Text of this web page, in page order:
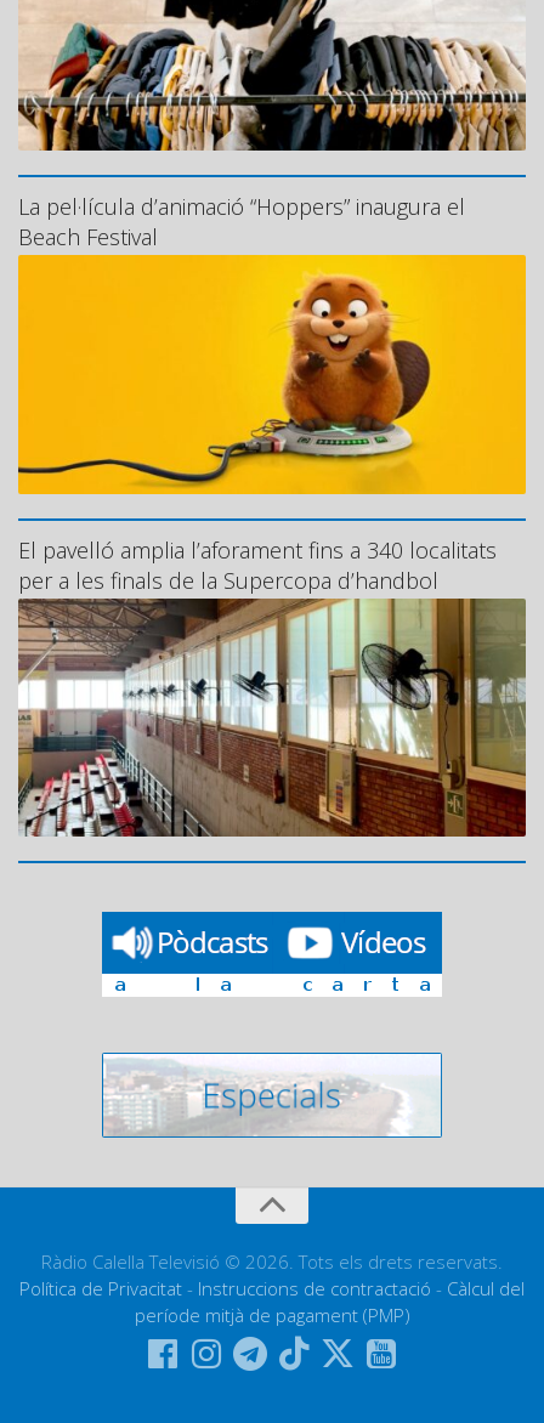
La pel·lícula d’animació “Hoppers” inaugura el
Beach Festival
El pavelló amplia l’aforament fins a 340 localitats
per a les finals de la Supercopa d’handbol
Ràdio Calella Televisió © 2026. Tots els drets reservats.
Política de Privacitat - Instruccions de contractació - Càlcul del
període mitjà de pagament (PMP)